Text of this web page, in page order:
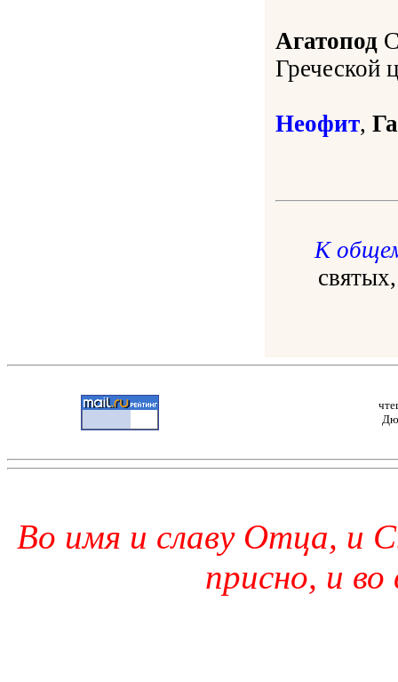
Агатопод
Греческой
Неофит,
К
Во имя и славу Отца, и
присно, и во